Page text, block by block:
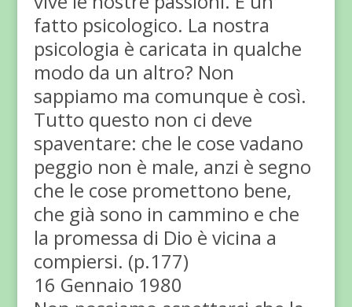
fatto psicologico. La nostra
psicologia è caricata in qualche
modo da un altro? Non
sappiamo ma comunque è così.
Tutto questo non ci deve
spaventare: che le cose vadano
peggio non è male, anzi è segno
che le cose promettono bene,
che già sono in cammino e che
la promessa di Dio è vicina a
compiersi. (p.177)
16 Gennaio 1980